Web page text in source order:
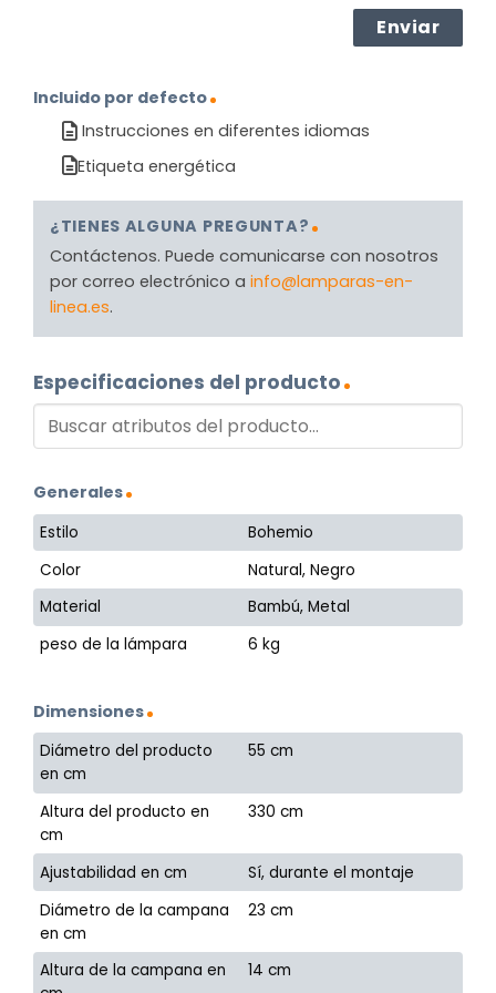
Incluido por defecto
Instrucciones en diferentes idiomas
Etiqueta energética
¿TIENES ALGUNA PREGUNTA?
Contáctenos. Puede comunicarse con nosotros
por correo electrónico a info@lamparas-en-
linea.es.
Especificaciones del producto
Generales
Estilo
Bohemio
Color
Natural, Negro
Material
Bambú, Metal
peso de la lámpara
6 kg
Dimensiones
Diámetro del producto
en cm
55 cm
Altura del producto en
cm
330 cm
Ajustabilidad en cm
Sí, durante el montaje
Diámetro de la campana
en cm
23 cm
Altura de la campana en
14 cm